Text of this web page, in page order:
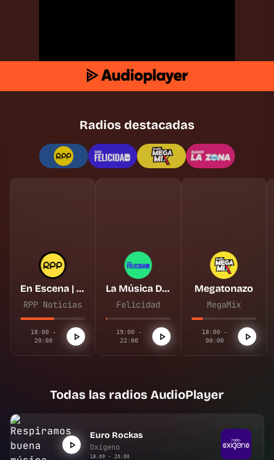
Radios destacadas
En Escena | Repetición
RPP Noticias
18:00 -
20:00
La Música De Tu Vida
Felicidad
19:00 -
22:00
Megatonazo
MegaMix
18:00 -
00:00
Todas las radios AudioPlayer
Euro Rockas
Oxígeno
18:00 - 20:00